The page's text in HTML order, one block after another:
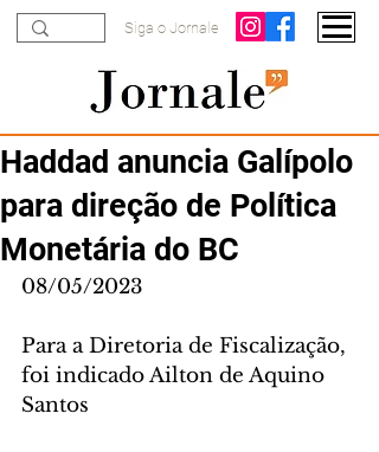
Siga o Jornale
Haddad anuncia Galípolo
para direção de Política
Monetária do BC
08/05/2023
Para a Diretoria de Fiscalização,
foi indicado Ailton de Aquino
Santos